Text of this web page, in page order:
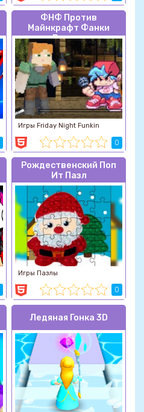
ФНФ Против
Майнкрафт Фанки
Версии
Игры Friday Night Funkin
0
Рождественский Поп
Ит Пазл
Игры Пазлы
0
Ледяная Гонка 3D